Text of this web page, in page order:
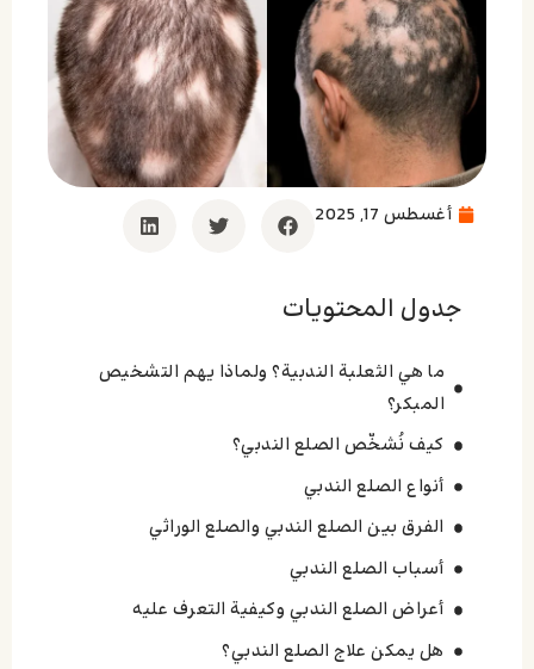
أغسطس 17, 2025
جدول المحتويات
ما هي الثعلبة الندبية؟ ولماذا يهم التشخيص
المبكر؟
كيف نُشخّص الصلع الندبي؟
أنواع الصلع الندبي
الفرق بين الصلع الندبي والصلع الوراثي
أسباب الصلع الندبي
أعراض الصلع الندبي وكيفية التعرف عليه
هل يمكن علاج الصلع الندبي؟